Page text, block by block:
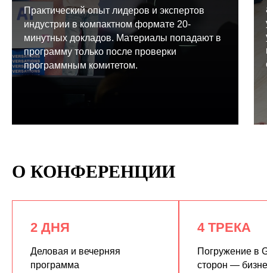
Практический опыт лидеров и экспертов
индустрии в компактном формате 20-
минутных докладов. Материалы попадают в
программу только после проверки
программным комитетом.
О КОНФЕРЕНЦИИ
2 ДНЯ
Деловая и вечерняя
программа
4 ТРЕКА
Погружение в
сторон —